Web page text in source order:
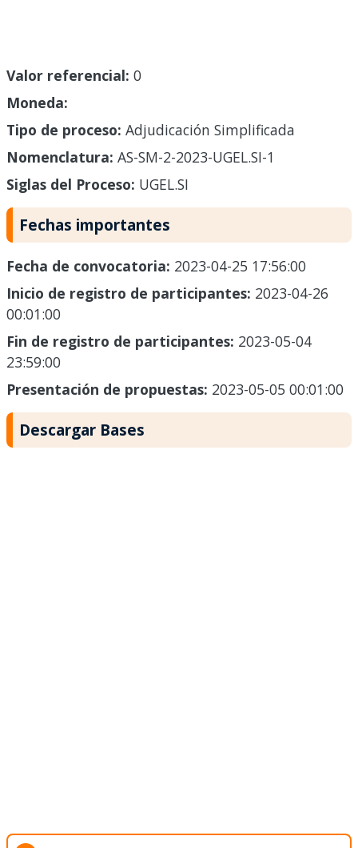
Valor referencial: 0
Moneda:
Tipo de proceso: Adjudicación Simplificada
Nomenclatura: AS-SM-2-2023-UGEL.SI-1
Siglas del Proceso: UGEL.SI
Fechas importantes
Fecha de convocatoria: 2023-04-25 17:56:00
Inicio de registro de participantes: 2023-04-26
00:01:00
Fin de registro de participantes: 2023-05-04
23:59:00
Presentación de propuestas: 2023-05-05 00:01:00
Descargar Bases